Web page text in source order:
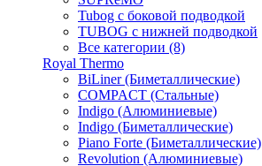
Tubog с боковой подводкой
TUBOG с нижней подводкой
Все категории (8)
Royal Thermo
BiLiner (Биметаллические)
COMPACT (Стальные)
Indigo (Алюминиевые)
Indigo (Биметаллические)
Piano Forte (Биметаллические)
Revolution (Алюминиевые)